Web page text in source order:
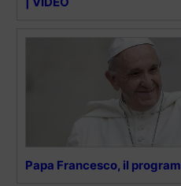
Papa Francesco, il